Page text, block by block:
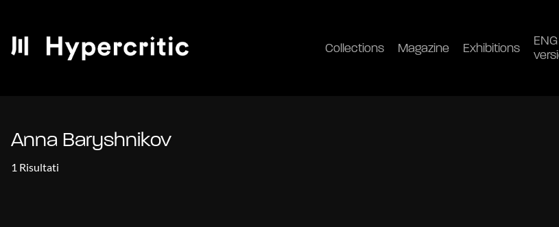
Collections Magazine Exhibitions
ENG
Anna Baryshnikov
1 Risultati